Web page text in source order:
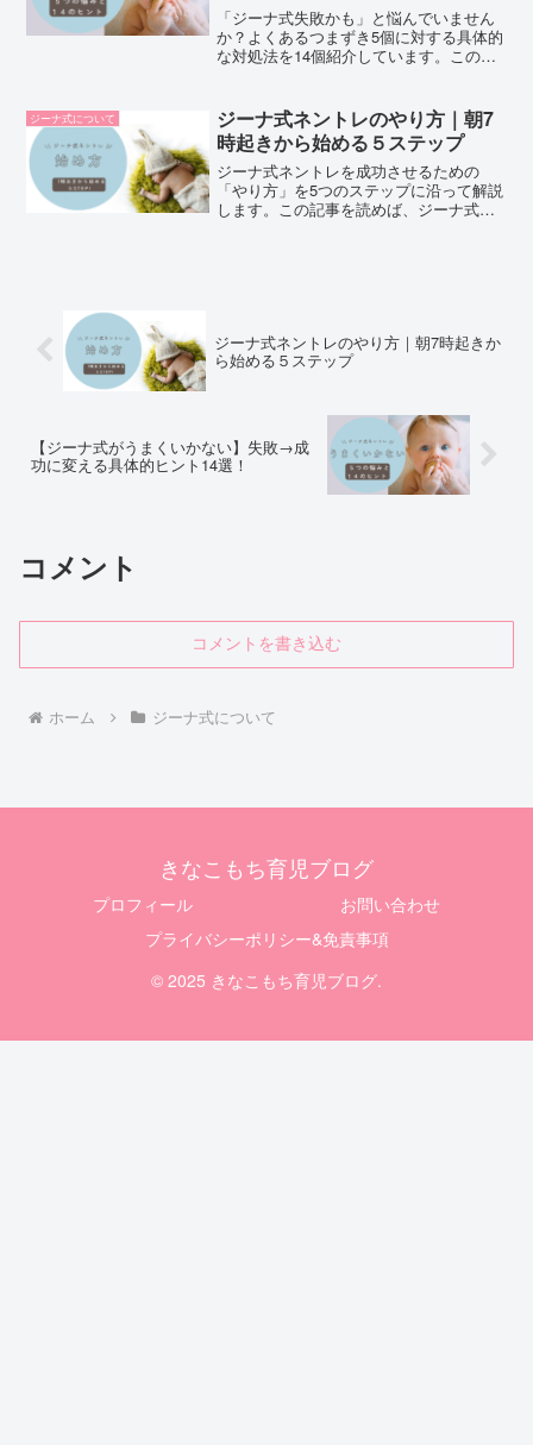
「ジーナ式失敗かも」と悩んでいません
か？よくあるつまずき5個に対する具体的
な対処法を14個紹介しています。この記
ジーナ式について
ジーナ式ネントレのやり方｜朝7
時起きから始める５ステップ
ジーナ式ネントレを成功させるための
「やり方」を5つのステップに沿って解説
します。この記事を読めば、ジーナ式ネ
ジーナ式ネントレのやり方｜朝7時起きか
ら始める５ステップ
【ジーナ式がうまくいかない】失敗→成
功に変える具体的ヒント14選！
コメント
コメントを書き込む
ホーム ジーナ式について
きなこもち育児ブログ
プロフィール
お問い合わせ
プライバシーポリシー&免責事項
© 2025 きなこもち育児ブログ.